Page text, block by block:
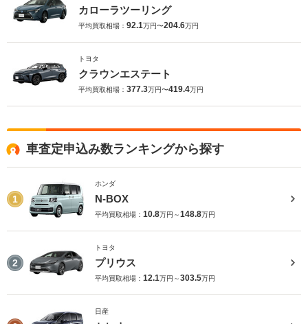
カローラツーリング
平均買取相場： 92.1万円〜204.6万円
トヨタ
クラウンエステート
平均買取相場： 377.3万円〜419.4万円
車査定申込み数ランキングから探す
1
ホンダ
N-BOX
平均買取相場： 10.8万円～148.8万円
2
トヨタ
プリウス
平均買取相場： 12.1万円～303.5万円
日産